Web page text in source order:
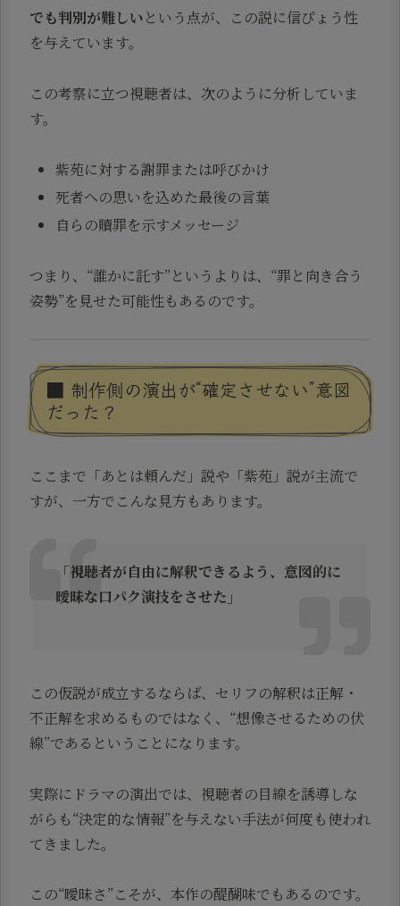
でも判別が難しいという点が、この説に信ぴょう性
を与えています。
この考察に立つ視聴者は、次のように分析していま
す。
紫苑に対する謝罪または呼びかけ
死者への思いを込めた最後の言葉
自らの贖罪を示すメッセージ
つまり、“誰かに託す”というよりは、“罪と向き合う
姿勢”を見せた可能性もあるのです。
■ 制作側の演出が“確定させない”意図
だった？
ここまで「あとは頼んだ」説や「紫苑」説が主流で
すが、一方でこんな見方もあります。
「視聴者が自由に解釈できるよう、意図的に
曖昧な口パク演技をさせた」
この仮説が成立するならば、セリフの解釈は正解・
不正解を求めるものではなく、“想像させるための伏
線”であるということになります。
実際にドラマの演出では、視聴者の目線を誘導しな
がらも“決定的な情報”を与えない手法が何度も使われ
てきました。
この“曖昧さ”こそが、本作の醍醐味でもあるのです。